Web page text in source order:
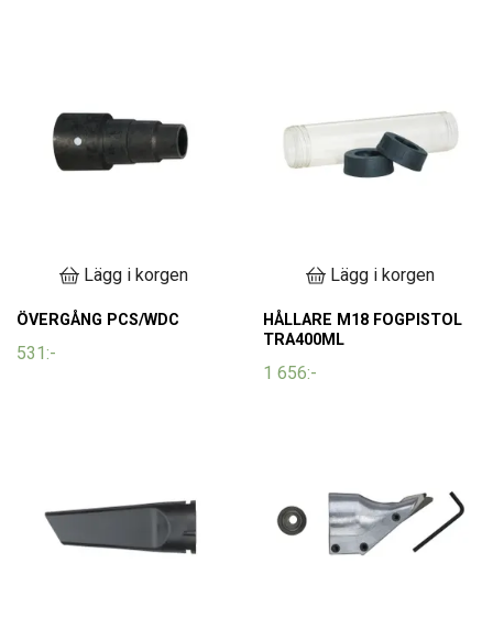
Lägg i korgen
ÖVERGÅNG PCS/WDC
531:-
Lägg i korgen
HÅLLARE M18 FOGPISTOL
TRA400ML
1 656:-